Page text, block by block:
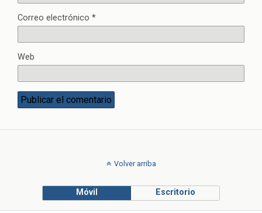
Correo electrónico *
Web
Volver arriba
Móvil Escritorio